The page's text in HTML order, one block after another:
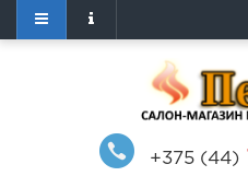
+375 (44)